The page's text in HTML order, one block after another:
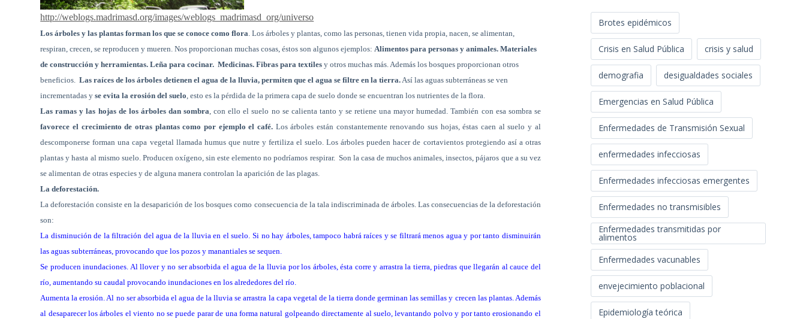
http://weblogs.madrimasd.org/images/weblogs_madrimasd_org/universo
Los árboles y las plantas forman los que se conoce como flora. Los árboles y plantas, como las personas, tienen vida propia, nacen, se alimentan,
respiran, crecen, se reproducen y mueren. Nos proporcionan muchas cosas, éstos son algunos ejemplos:Alimentos para personas y animales. Materiales
de construcción y herramientas. Leña para cocinar. Medicinas. Fibras para textiles y otros muchas más. Además los bosques proporcionan otros
beneficios. Las raíces de los árboles detienen el agua de la lluvia, permiten que el agua se filtre en la tierra.Así las aguas subterráneas se ven
incrementadas yse evita la erosión del suelo, esto es la pérdida de la primera capa de suelo donde se encuentran los nutrientes de la flora.
Las ramas y las hojas de los árboles dan sombra, con ello el suelo no se calienta tanto y se retiene una mayor humedad. También con esa sombra se
favorece el crecimiento de otras plantas como por ejemplo el café. Los árboles están constantemente renovando sus hojas, éstas caen al suelo y al
descomponerse forman una capa vegetal llamada humus que nutre y fertiliza el suelo. Los árboles pueden hacer de cortavientos protegiendo así a otras
plantas y hasta al mismo suelo. Producen oxígeno, sin este elemento no podríamos respirar. Son la casa de muchos animales, insectos, pájaros que a su vez
se alimentan de otras especies y de alguna manera controlan la aparición de las plagas.
La deforestación.
La deforestación consiste en la desaparición de los bosques como consecuencia de la tala indiscriminada de árboles. Las consecuencias de la deforestación
son:
La disminución de la filtración del agua de la lluvia en el suelo. Si no hay árboles, tampoco habrá raíces y se filtrará menos agua y por tanto disminuirán
las aguas subterráneas, provocando que los pozos y manantiales se sequen.
Se producen inundaciones. Al llover y no ser absorbida el agua de la lluvia por los árboles, ésta corre y arrastra la tierra, piedras que llegarán al cauce del
río, aumentando su caudal provocando inundaciones en los alrededores del río.
Aumenta la erosión. Al no ser absorbida el agua de la lluvia se arrastra la capa vegetal de la tierra donde germinan las semillas y crecen las plantas. Además
al desaparecer los árboles el viento no se puede parar de una forma natural golpeando directamente al suelo, levantando polvo y por tanto erosionando el
Brotes epidémicos
Crisis en Salud Pública crisis y salud
demografia desigualdades sociales
Emergencias en Salud Pública
Enfermedades de Transmisión Sexual
enfermedades infecciosas
Enfermedades infecciosas emergentes
Enfermedades no transmisibles
Enfermedades transmitidas por
alimentos
Enfermedades vacunables
envejecimiento poblacional
Epidemiología teórica